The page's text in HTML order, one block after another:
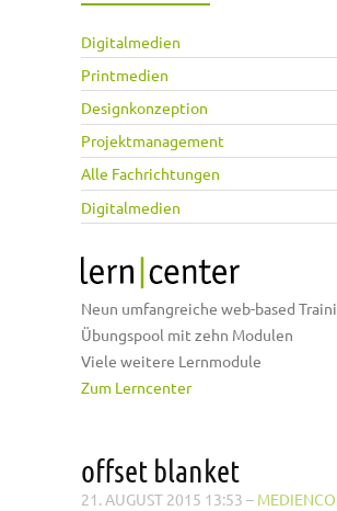
Digitalmedien
Printmedien
Designkonzeption
Projektmanagement
Alle Fachrichtungen
Digitalmedien
Neun umfangreiche web-based
Übungspool mit zehn Modulen
Viele weitere Lernmodule
Zum Lerncenter
offset blanket
21. AUGUST 2015 13:53 –